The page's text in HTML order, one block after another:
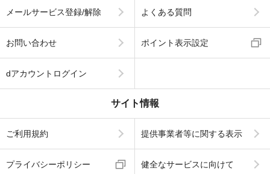
メールサービス登録/解除 よくある質問
お問い合わせ ポイント表示設定
dアカウントログイン
サイト情報
ご利用規約 提供事業者等に関する表示
プライバシーポリシー 健全なサービスに向けて